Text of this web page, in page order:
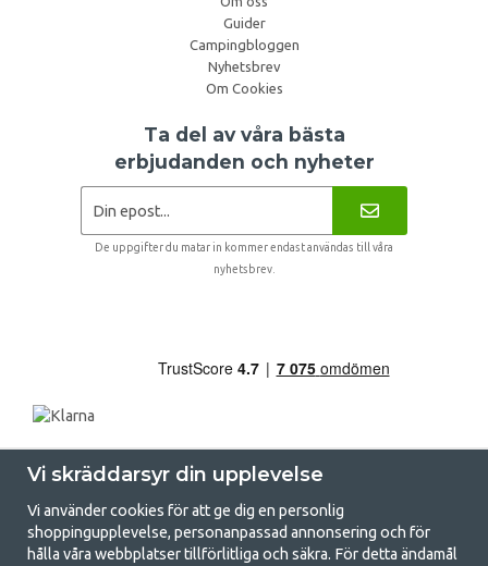
Guider
Campingbloggen
Nyhetsbrev
Om Cookies
Ta del av våra bästa
erbjudanden och nyheter
De uppgifter du matar in kommer endast användas till våra
nyhetsbrev.
Vi skräddarsyr din upplevelse
Vi använder cookies för att ge dig en personlig
shoppingupplevelse, personanpassad annonsering och för
hålla våra webbplatser tillförlitliga och säkra. För detta ändamål